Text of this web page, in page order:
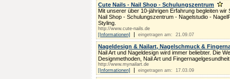
Cute Nails - Nail Shop - Schulungszentrum
Mit unserer über 10-jährigen Erfahrung begleiten wir
Nail Shop - Schulungszentrum - Nagelstudio -
Styling.
http://www.cute-nails.de
[Informationen]
| eingetragen am: 21.09.07
Nageldesign & Nailart, Nagelschmuck &
Nail Art und Nageldesign wird immer beliebter. Die
Designmethoden, Nail Art und
http://www.mynailart.de
[Informationen]
| eingetragen am: 17.03.09